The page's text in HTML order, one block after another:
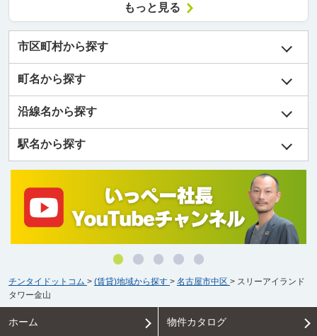
もっと見る
市区町村から探す
町名から探す
沿線名から探す
駅名から探す
チンタイドットコム > (賃貸)地域から探す > 名古屋市中区 > スリーアイランド
タワー金山
ホーム 物件カタログ